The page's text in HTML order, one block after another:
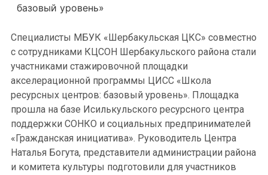
базовый уровень»
Специалисты МБУК «Шербакульская ЦКС» совместно
с сотрудниками КЦСОН Шербакульского района стали
участниками стажировочной площадки
акселерационной программы ЦИСС «Школа
ресурсных центров: базовый уровень». Площадка
прошла на базе Исилькульского ресурсного центра
поддержки СОНКО и социальных предпринимателей
«Гражданская инициатива». Руководитель Центра
Наталья Богута, представители администрации района
и комитета культуры подготовили для участников